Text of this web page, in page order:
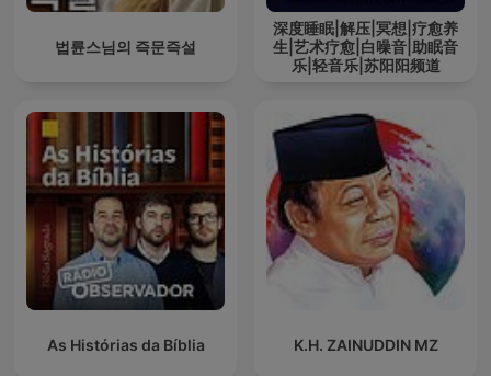
법륜스님의 즉문즉설
深度睡眠|解压|冥想|疗愈养
生|艺术疗愈|白噪音|助眠音
乐|轻音乐|苏阳阳频道
As Histórias da Bíblia K.H. ZAINUDDIN MZ